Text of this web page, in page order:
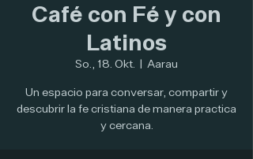
Café con Fé y con
Latinos
So., 18. Okt.
  |
Aarau
Un espacio para conversar, compartir y
descubrir la fe cristiana de manera practica
y cercana.